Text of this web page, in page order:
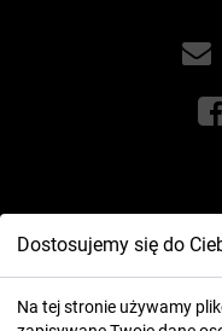
Dostosujemy się do
Na tej stronie używamy
Informacje
Twoje konto